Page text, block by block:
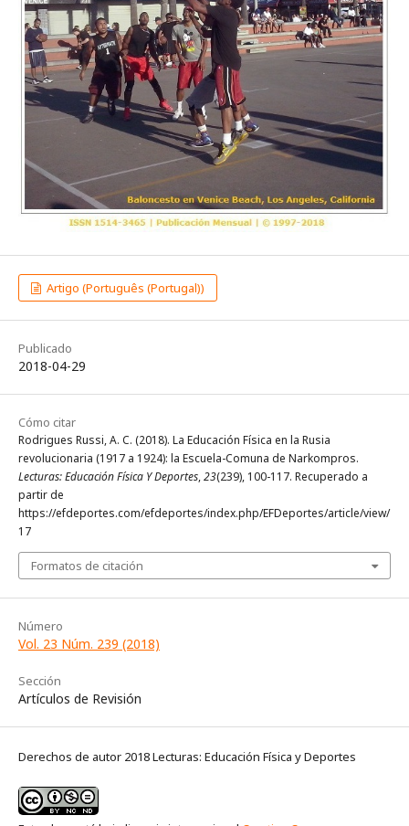
Artigo (Português (Portugal))
Publicado
2018-04-29
Cómo citar
Rodrigues Russi, A. C. (2018). La Educación Física en la Rusia
revolucionaria (1917 a 1924): la Escuela-Comuna de Narkompros.
Lecturas: Educación Física Y Deportes,23(239), 100-117. Recuperado a
partir de
https://efdeportes.com/efdeportes/index.php/EFDeportes/article/view/
17
Formatos de citación
Número
Vol. 23 Núm. 239 (2018)
Sección
Artículos de Revisión
Derechos de autor 2018 Lecturas: Educación Física y Deportes